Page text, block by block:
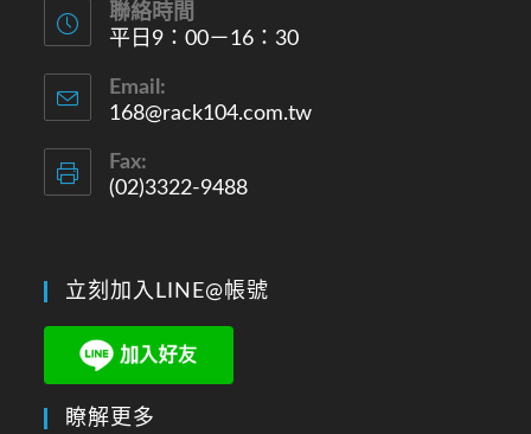
聯絡時間
平日9：00－16：30
Email:
168@rack104.com.tw
Fax:
(02)3322-9488
立刻加入LINE@帳號
瞭解更多